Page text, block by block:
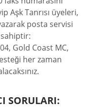
Aşk Tanrısı üyeleri,
posta servisi
sahiptir:
Gold Coast MC,
her zaman
SORULARI: